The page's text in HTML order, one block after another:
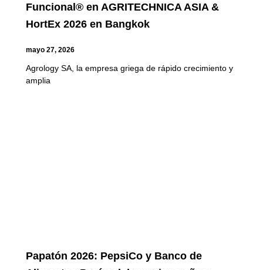
Funcional® en AGRITECHNICA ASIA &
HortEx 2026 en Bangkok
mayo 27, 2026
Agrology SA, la empresa griega de rápido crecimiento y
amplia
Papatón 2026: PepsiCo y Banco de